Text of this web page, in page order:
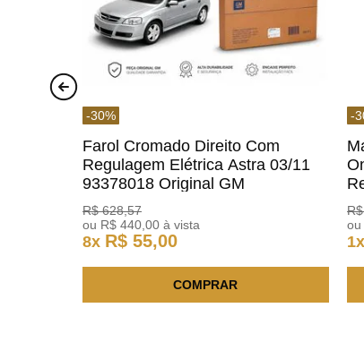
-30%
Farol Cromado Direito Com
Regulagem Elétrica Astra 03/11
93378018 Original GM
R$ 628,57
ou R$ 440 ,00 à vista
8x R$ 55,00
COMPRAR
-
R$
ou
1x